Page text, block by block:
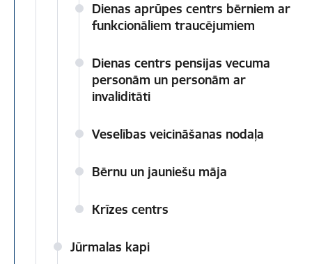
Dienas aprūpes centrs bērniem ar
funkcionāliem traucējumiem
Dienas centrs pensijas vecuma
personām un personām ar
invaliditāti
Veselības veicināšanas nodaļa
Bērnu un jauniešu māja
Krīzes centrs
Jūrmalas kapi